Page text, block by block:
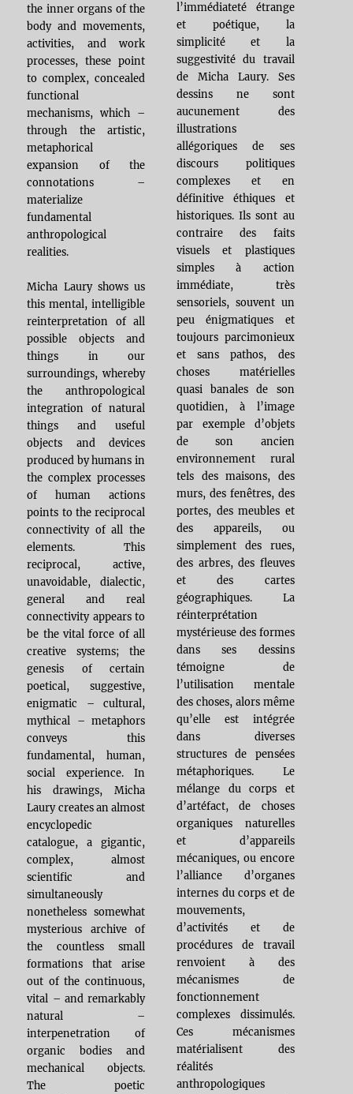
the inner organs of the
body and movements,
activities, and work
processes, these point
to complex, concealed
functional
mechanisms, which –
through the artistic,
metaphorical
expansion of the
connotations –
materialize
fundamental
anthropological
realities.
Micha Laury shows us
this mental, intelligible
reinterpretation of all
possible objects and
things in our
surroundings, whereby
the anthropological
integration of natural
things and useful
objects and devices
produced by humans in
the complex processes
of human actions
points to the reciprocal
connectivity of all the
elements. This
reciprocal, active,
unavoidable, dialectic,
general and real
connectivity appears to
be the vital force of all
creative systems; the
genesis of certain
poetical, suggestive,
enigmatic – cultural,
mythical – metaphors
conveys this
fundamental, human,
social experience. In
his drawings, Micha
Laury creates an almost
encyclopedic
catalogue, a gigantic,
complex, almost
scientific and
simultaneously
nonetheless somewhat
mysterious archive of
the countless small
formations that arise
out of the continuous,
vital – and remarkably
natural –
interpenetration of
organic bodies and
mechanical objects.
The poetic
l’immédiateté étrange
et poétique, la
simplicité et la
suggestivité du travail
de Micha Laury. Ses
dessins ne sont
aucunement des
illustrations
allégoriques de ses
discours politiques
complexes et en
définitive éthiques et
historiques. Ils sont au
contraire des faits
visuels et plastiques
simples à action
immédiate, très
sensoriels, souvent un
peu énigmatiques et
toujours parcimonieux
et sans pathos, des
choses matérielles
quasi banales de son
quotidien, à l’image
par exemple d’objets
de son ancien
environnement rural
tels des maisons, des
murs, des fenêtres, des
portes, des meubles et
des appareils, ou
simplement des rues,
des arbres, des fleuves
et des cartes
géographiques. La
réinterprétation
mystérieuse des formes
dans ses dessins
témoigne de
l’utilisation mentale
des choses, alors même
qu’elle est intégrée
dans diverses
structures de pensées
métaphoriques. Le
mélange du corps et
d’artéfact, de choses
organiques naturelles
et d’appareils
mécaniques, ou encore
l’alliance d’organes
internes du corps et de
mouvements,
d’activités et de
procédures de travail
renvoient à des
mécanismes de
fonctionnement
complexes dissimulés.
Ces mécanismes
matérialisent des
réalités
anthropologiques